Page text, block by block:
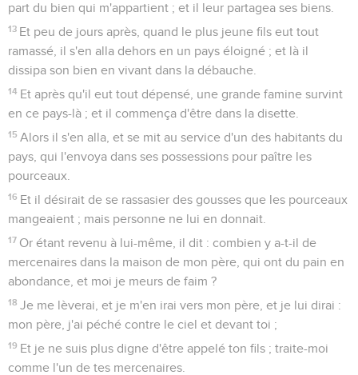
part du bien qui m'appartient ; et il leur partagea ses biens.
13 Et peu de jours après, quand le plus jeune fils eut tout
ramassé, il s'en alla dehors en un pays éloigné ; et là il
dissipa son bien en vivant dans la débauche.
14 Et après qu'il eut tout dépensé, une grande famine survint
en ce pays-là ; et il commença d'être dans la disette.
15 Alors il s'en alla, et se mit au service d'un des habitants du
pays, qui l'envoya dans ses possessions pour paître les
pourceaux.
16 Et il désirait de se rassasier des gousses que les pourceaux
mangeaient ; mais personne ne lui en donnait.
17 Or étant revenu à lui-même, il dit : combien y a-t-il de
mercenaires dans la maison de mon père, qui ont du pain en
abondance, et moi je meurs de faim ?
18 Je me lèverai, et je m'en irai vers mon père, et je lui dirai :
mon père, j'ai péché contre le ciel et devant toi ;
19 Et je ne suis plus digne d'être appelé ton fils ; traite-moi
comme l'un de tes mercenaires.